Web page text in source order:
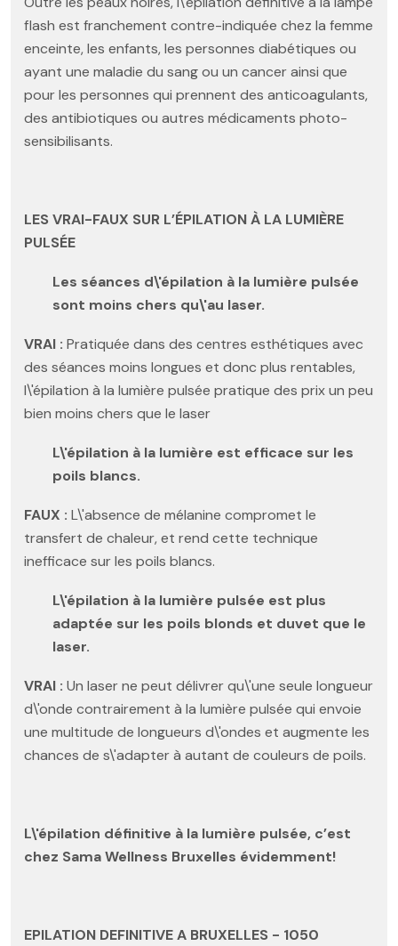
flash est franchement contre-indiquée chez la femme
enceinte, les enfants, les personnes diabétiques ou
ayant une maladie du sang ou un cancer ainsi que
pour les personnes qui prennent des anticoagulants,
des antibiotiques ou autres médicaments photo-
sensibilisants.
LES VRAI-FAUX SUR L’ÉPILATION À LA LUMIÈRE
PULSÉE
Les séances d\'épilation à la lumière pulsée
sont moins chers qu\'au laser.
VRAI : Pratiquée dans des centres esthétiques avec
des séances moins longues et donc plus rentables,
l\'épilation à la lumière pulsée pratique des prix un peu
bien moins chers que le laser
L\'épilation à la lumière est efficace sur les
poils blancs.
FAUX : L\'absence de mélanine compromet le
transfert de chaleur, et rend cette technique
inefficace sur les poils blancs.
L\'épilation à la lumière pulsée est plus
adaptée sur les poils blonds et duvet que le
laser.
VRAI : Un laser ne peut délivrer qu\'une seule longueur
d\'onde contrairement à la lumière pulsée qui envoie
une multitude de longueurs d\'ondes et augmente les
chances de s\'adapter à autant de couleurs de poils.
L\'épilation définitive à la lumière pulsée, c’est
chez Sama Wellness Bruxelles évidemment!
EPILATION DEFINITIVE A BRUXELLES - 1050